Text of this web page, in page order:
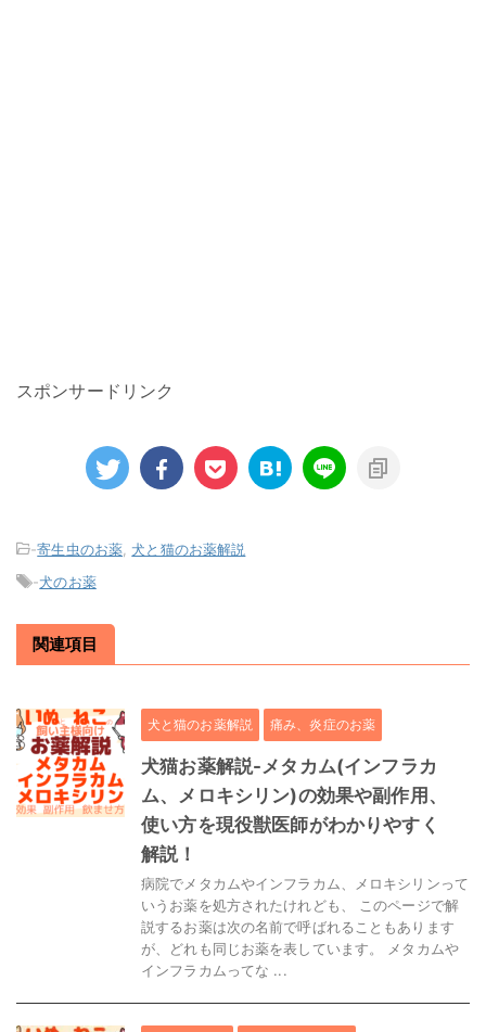
スポンサードリンク
-寄生虫のお薬 ,犬と猫のお薬解説
-犬のお薬
関連項目
犬と猫のお薬解説 痛み、炎症のお薬
犬猫お薬解説-メタカム(インフラカ
ム、メロキシリン)の効果や副作用、
使い方を現役獣医師がわかりやすく
解説！
病院でメタカムやインフラカム、メロキシリンって
いうお薬を処方されたけれども、 このページで解
説するお薬は次の名前で呼ばれることもあります
が、どれも同じお薬を表しています。 メタカムや
インフラカムってな ...